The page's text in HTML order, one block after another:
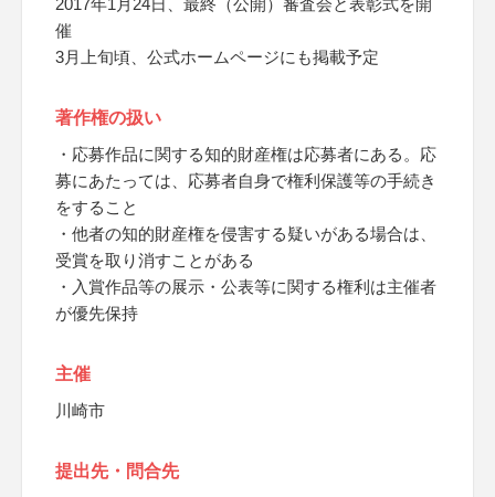
2017年1月24日、最終（公開）審査会と表彰式を開
催
3月上旬頃、公式ホームページにも掲載予定
著作権の扱い
・応募作品に関する知的財産権は応募者にある。応
募にあたっては、応募者自身で権利保護等の手続き
をすること
・他者の知的財産権を侵害する疑いがある場合は、
受賞を取り消すことがある
・入賞作品等の展示・公表等に関する権利は主催者
が優先保持
主催
川崎市
提出先・問合先